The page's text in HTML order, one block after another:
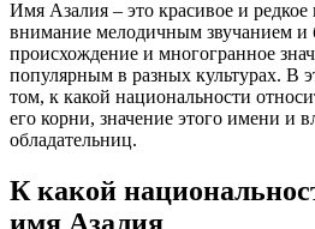
Имя Азалия – это красивое и редкое
внимание мелодичным звучанием и
происхождение и многогранное
популярным в разных культурах. В
том, к какой национальности
его корни, значение этого имени и
обладательниц.
К какой
имя Азалия